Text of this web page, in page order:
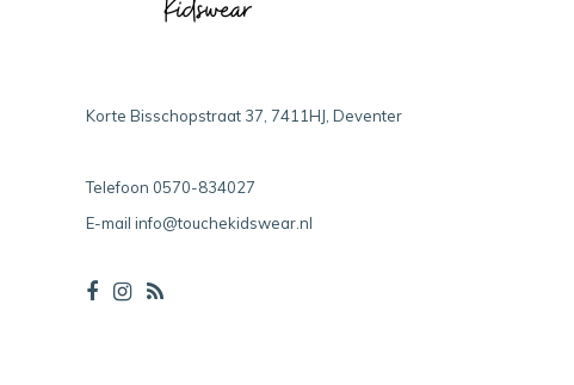
Korte Bisschopstraat 37, 7411HJ, Deventer
Telefoon 0570-834027
E-mail info@touchekidswear.nl